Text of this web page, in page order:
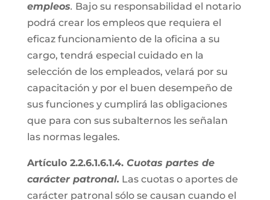
empleos. Bajo su responsabilidad el notario
podrá crear los empleos que requiera el
eficaz funcionamiento de la oficina a su
cargo, tendrá especial cuidado en la
selección de los empleados, velará por su
capacitación y por el buen desempeño de
sus funciones y cumplirá las obligaciones
que para con sus subalternos les señalan
las normas legales.
Artículo 2.2.6.1.6.1.4. Cuotas partes de
carácter patronal. Las cuotas o aportes de
carácter patronal sólo se causan cuando el